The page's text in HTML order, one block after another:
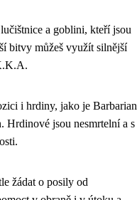
a goblini, kteří jsou
bitvy můžeš využít silnější
i hrdiny, jako je Barbarian
Hrdinové jsou nesmrtelní a s
žádat o posily od